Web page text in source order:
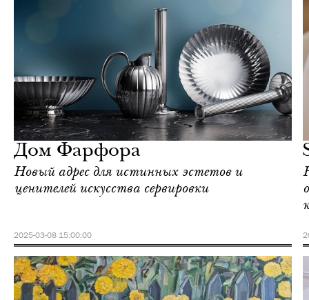
Дом Фарфора
Новый адрес для истинных эстетов и
ценителей искусства сервировки
2025-03-08 15:00:00